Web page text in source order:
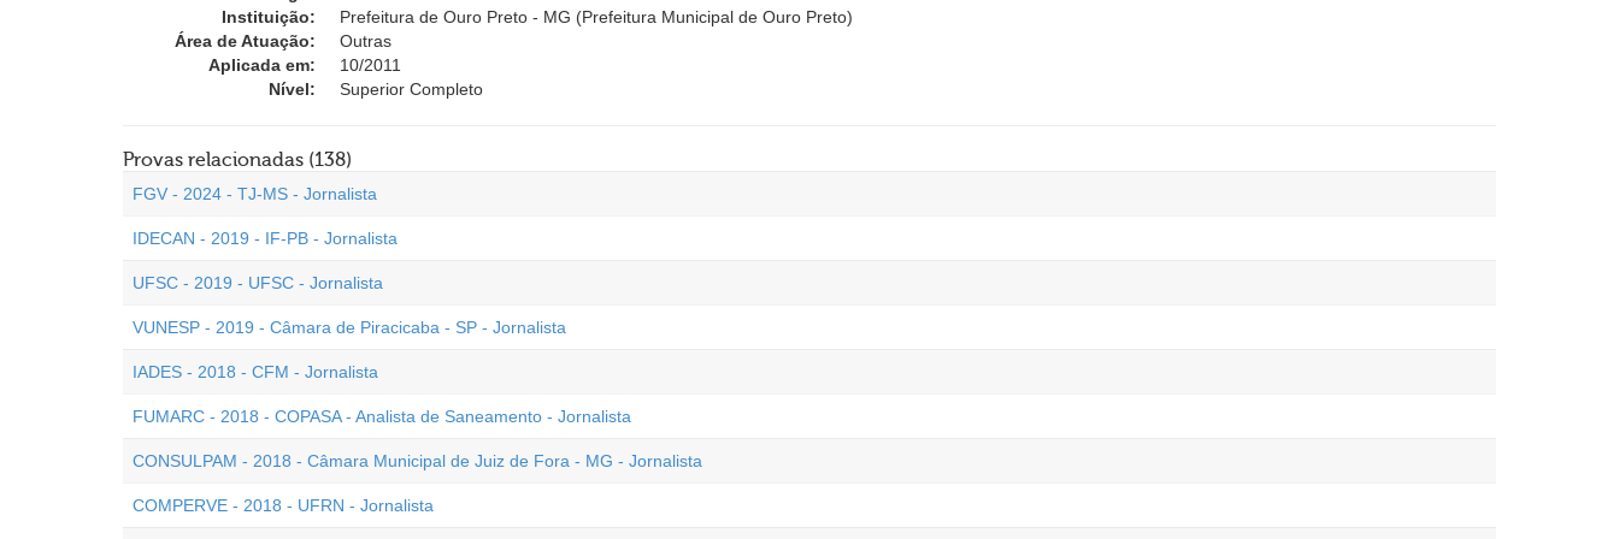
Instituição:
Prefeitura de Ouro Preto - MG (Prefeitura Municipal de Ouro Preto)
Área de Atuação:
Outras
Aplicada em:
10/2011
Nível:
Superior Completo
Provas relacionadas (138)
FGV - 2024 - TJ-MS - Jornalista
IDECAN - 2019 - IF-PB - Jornalista
UFSC - 2019 - UFSC - Jornalista
VUNESP - 2019 - Câmara de Piracicaba - SP - Jornalista
IADES - 2018 - CFM - Jornalista
FUMARC - 2018 - COPASA - Analista de Saneamento - Jornalista
CONSULPAM - 2018 - Câmara Municipal de Juiz de Fora - MG - Jornalista
COMPERVE - 2018 - UFRN - Jornalista